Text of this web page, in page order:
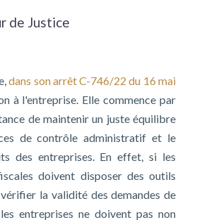
de Justice
dans son arrêt C-746/22 du 16 mai
à l'entreprise. Elle commence par
de maintenir un juste équilibre
de contrôle administratif et le
des entreprises. En effet, si les
doivent disposer des outils
la validité des demandes de
entreprises ne doivent pas non